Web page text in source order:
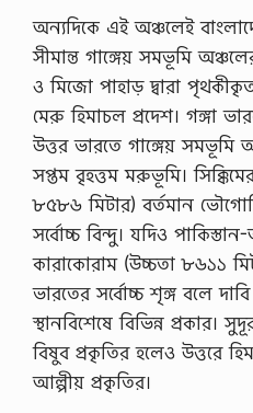
অন্যদিকে এই অঞ্চলেই
সীমান্ত গাঙ্গেয় সমভূমি
ও মিজো পাহাড় দ্বারা
মেরু হিমাচল প্রদেশ। গঙ্গা
উত্তর ভারতে গাঙ্গেয় সমভূমি
সপ্তম বৃহত্তম মরুভূমি।
৮৫৮৬ মিটার) বর্তমান
সর্বোচ্চ বিন্দু। যদিও
কারাকোরাম (উচ্চতা ৮৬১১
ভারতের সর্বোচ্চ শৃঙ্গ বলে
স্থানবিশেষে বিভিন্ন প্রকার।
বিষুব প্রকৃতির হলেও উত্তরে
আল্পীয় প্রকৃতির।